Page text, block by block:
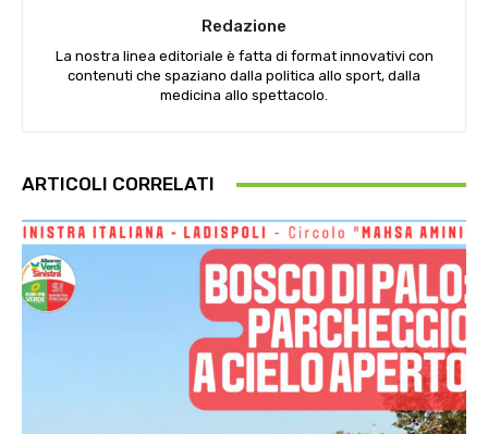
Redazione
La nostra linea editoriale è fatta di format innovativi con
contenuti che spaziano dalla politica allo sport, dalla
medicina allo spettacolo.
ARTICOLI CORRELATI